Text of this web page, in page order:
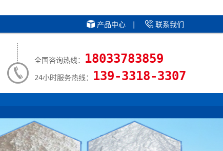
产品中心 | 联系我们
全国咨询热线： 18033783859
24小时服务热线： 139-3318-3307